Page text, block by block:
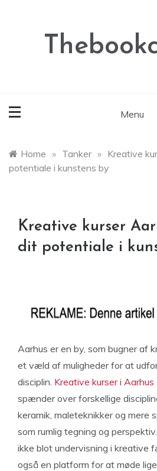
Menu
Home » Tanker » Kreative
potentiale i kunstens by
Kreative kurser
dit potentiale i
Aarhus er en by, som bugner af
et væld af muligheder for at
disciplin. Kreative kurser i Aarhus
spænder over forskellige
keramik, maleteknikker og mere
som rumlig tegning og
ikke blot undervisning i kreative
også en platform for at møde